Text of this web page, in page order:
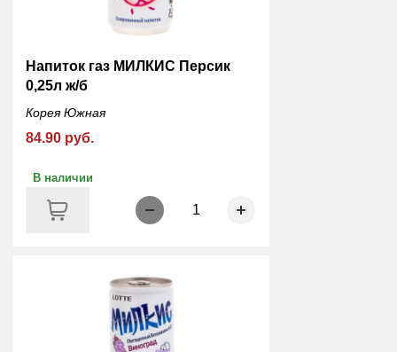
Напиток газ МИЛКИС Персик
0,25л ж/б
Корея Южная
84.90 руб.
В наличии
1